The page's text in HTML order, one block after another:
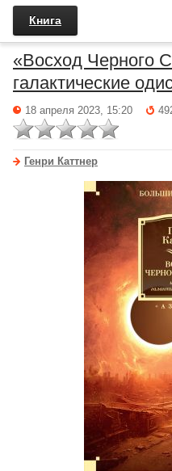
Книга
«Восход Черного
галактические
18 апреля 2023, 15:20
Генри Каттнер